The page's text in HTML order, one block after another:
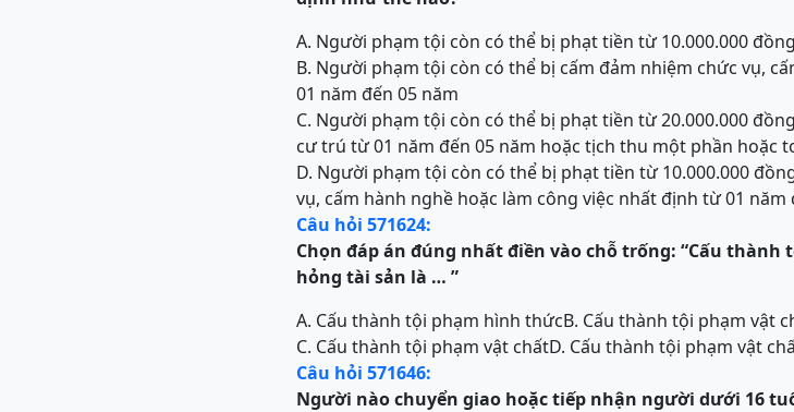
A. Người phạm tội còn có thể bị phạt tiền từ 10.000.000
B. Người phạm tội còn có thể bị cấm đảm nhiệm chức vụ,
01 năm đến 05 năm
C. Người phạm tội còn có thể bị phạt tiền từ 20.000.000
cư trú từ 01 năm đến 05 năm hoặc tịch thu một phần hoặc
D. Người phạm tội còn có thể bị phạt tiền từ 10.000.000
vụ, cấm hành nghề hoặc làm công việc nhất định từ 01 năm
Câu hỏi 571624:
Chọn đáp án đúng nhất điền vào chỗ trống: “Cấu thành
hỏng tài sản là … ”
A. Cấu thành tội phạm hình thứcB. Cấu thành tội phạm vật
C. Cấu thành tội phạm vật chấtD. Cấu thành tội phạm vật
Câu hỏi 571646:
Người nào chuyển giao hoặc tiếp nhận người dưới 16